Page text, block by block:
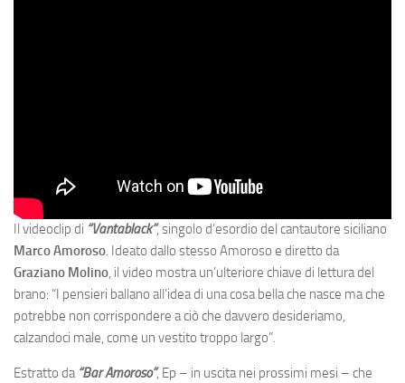
Il videoclip di “Vantablack”, singolo d’esordio del cantautore siciliano
Marco Amoroso. Ideato dallo stesso Amoroso e diretto da
Graziano Molino, il video mostra un’ulteriore chiave di lettura del
brano: “I pensieri ballano all’idea di una cosa bella che nasce ma che
potrebbe non corrispondere a ciò che davvero desideriamo,
calzandoci male, come un vestito troppo largo”.
Estratto da “Bar Amoroso”, Ep – in uscita nei prossimi mesi – che